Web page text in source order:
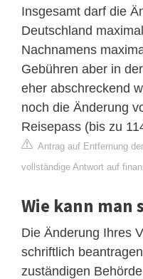
Insgesamt darf die
Deutschland
Nachnamens
Gebühren aber in
eher abschreckend
noch die Änderung
Reisepass (bis zu
Antrag auf Entfernung
vollständige Antwort auf
Wie kann man
Die Änderung Ihres
schriftlich
zuständigen